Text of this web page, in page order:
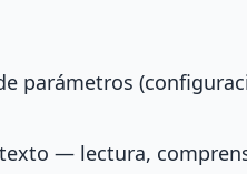
parámetros
— lectura,